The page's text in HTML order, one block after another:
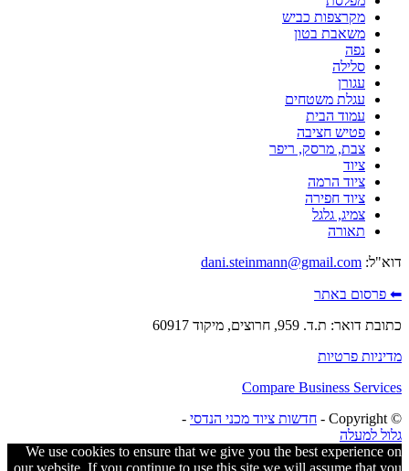
מקרצפות כביש
משאבת בטון
נפה
סלילה
עגורן
עגלת משטחים
עמוד הבית
פטיש חציבה
צבת, מרסק, ריפר
ציוד
ציוד הרמה
ציוד חפירה
צמיג, גלגל
תאורה
דוא"ל: dani.steinmann@gmail.com
⬅ פרסום באתר
כתובת דואר: ת.ד. 959, חרוצים, מיקוד 60917
מדיניות פרטיות
Compare Business Services
© ‫Copyright -
חדשות ציוד מכני הנדסי -
גלול למעלה
We use cookies to ensure that we give you the best experience on
our website. If you continue to use this site we will assume that you